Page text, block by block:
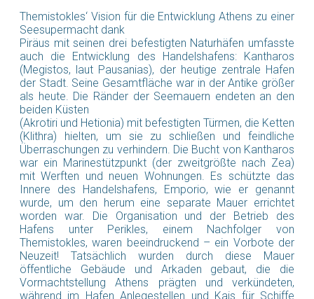
Themistokles‘ Vision für die Entwicklung Athens zu einer
Seesupermacht dank
Piräus mit seinen drei befestigten Naturhäfen umfasste
auch die Entwicklung des Handelshafens: Kantharos
(Megistos, laut Pausanias), der heutige zentrale Hafen
der Stadt. Seine Gesamtfläche war in der Antike größer
als heute. Die Ränder der Seemauern endeten an den
beiden Küsten
(Akrotiri und Hetionia) mit befestigten Türmen, die Ketten
(Klithra) hielten, um sie zu schließen und feindliche
Überraschungen zu verhindern. Die Bucht von Kantharos
war ein Marinestützpunkt (der zweitgrößte nach Zea)
mit Werften und neuen Wohnungen. Es schützte das
Innere des Handelshafens, Emporio, wie er genannt
wurde, um den herum eine separate Mauer errichtet
worden war. Die Organisation und der Betrieb des
Hafens unter Perikles, einem Nachfolger von
Themistokles, waren beeindruckend – ein Vorbote der
Neuzeit! Tatsächlich wurden durch diese Mauer
öffentliche Gebäude und Arkaden gebaut, die die
Vormachtstellung Athens prägten und verkündeten,
während im Hafen Anlegestellen und Kais für Schiffe